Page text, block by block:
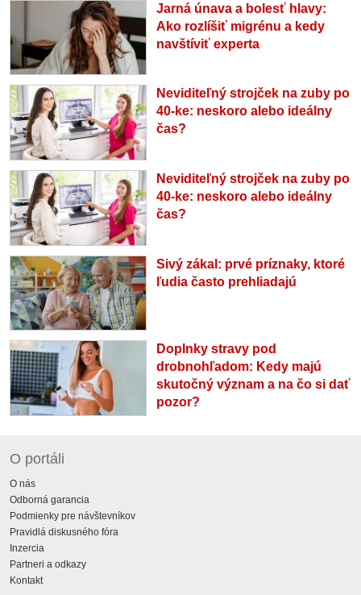
Jarná únava a bolesť hlavy:
Ako rozlíšiť migrénu a kedy
navštíviť experta
Neviditeľný strojček na zuby po
40-ke: neskoro alebo ideálny
čas?
Neviditeľný strojček na zuby po
40-ke: neskoro alebo ideálny
čas?
Sivý zákal: prvé príznaky, ktoré
ľudia často prehliadajú
Doplnky stravy pod
drobnohľadom: Kedy majú
skutočný význam a na čo si dať
pozor?
O portáli
O nás
Odborná garancia
Podmienky pre návštevníkov
Pravidlá diskusného fóra
Inzercia
Partneri a odkazy
Kontakt